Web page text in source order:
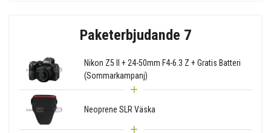
Paketerbjudande 7
Nikon Z5 II + 24-50mm F4-6.3 Z + Gratis Batteri
(Sommarkampanj)
Neoprene SLR Väska